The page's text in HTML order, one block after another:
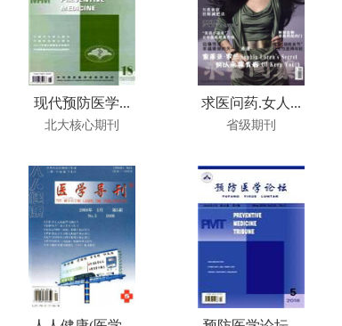
现代预防医学...
北大核心期刊
求医问药.女人...
省级期刊